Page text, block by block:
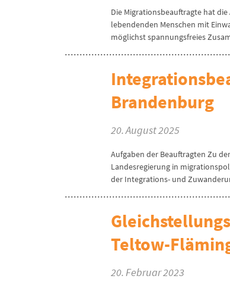
Die Migrationsbeauftragte hat
lebendenden Menschen mit
möglichst spannungsfreies
Brandenburg
20. August 2025
Aufgaben der Beauftragten Zu
Landesregierung in
der Integrations- und
Teltow-
20. Februar 2023